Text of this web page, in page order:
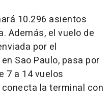
10.296 asientos
Además, el vuelo de
por el
Sao Paulo, pasa por
7 a 14 vuelos
la terminal con